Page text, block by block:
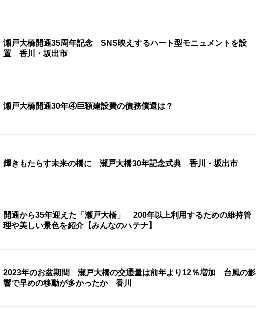
瀬戸大橋開通35周年記念 SNS映えするハート型モニュメントを設
置 香川・坂出市
瀬戸大橋開通30年④巨額建設費の債務償還は？
輝きもたらす未来の橋に 瀬戸大橋30年記念式典 香川・坂出市
開通から35年迎えた「瀬戸大橋」 200年以上利用するための維持管
理や美しい景色を紹介【みんなのハテナ】
2023年のお盆期間 瀬戸大橋の交通量は前年より12％増加 台風の影
響で早めの移動が多かったか 香川